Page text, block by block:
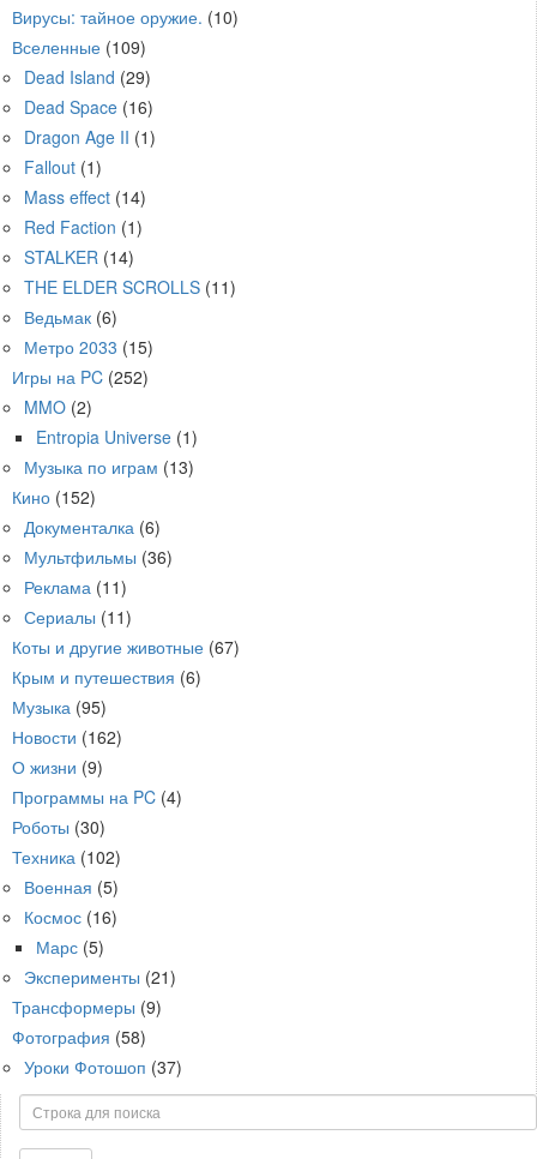
Вирусы: тайное оружие. (10)
Вселенные (109)
Dead Island (29)
Dead Space (16)
Dragon Age II (1)
Fallout (1)
Mass effect (14)
Red Faction (1)
STALKER (14)
THE ELDER SCROLLS (11)
Ведьмак (6)
Метро 2033 (15)
Игры на PC (252)
MMO (2)
Entropia Universe (1)
Музыка по играм (13)
Кино (152)
Документалка (6)
Мультфильмы (36)
Реклама (11)
Сериалы (11)
Коты и другие животные (67)
Крым и путешествия (6)
Музыка (95)
Новости (162)
О жизни (9)
Программы на PC (4)
Роботы (30)
Техника (102)
Военная (5)
Космос (16)
Марс (5)
Эксперименты (21)
Трансформеры (9)
Фотография (58)
Уроки Фотошоп (37)
Поиск